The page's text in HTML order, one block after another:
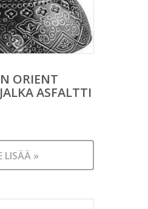
ORIENT
ASFALTTI
LISÄÄ »